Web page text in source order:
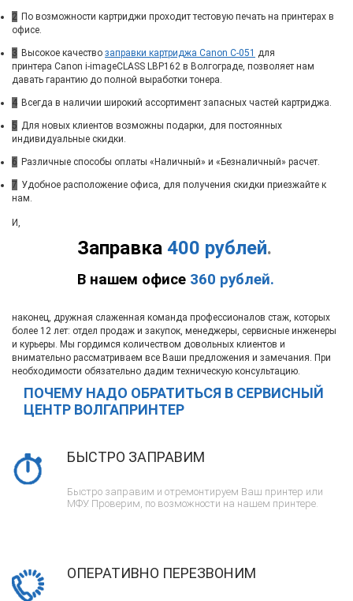
2 По возможности картриджи проходит тестовую печать на принтерах в
офисе.
3 Высокое качество заправки картриджа Canon C-051 для
принтера Canon i-imageCLASS LBP162 в Волгограде, позволяет нам
давать гарантию до полной выработки тонера.
4 Всегда в наличии широкий ассортимент запасных частей картриджа.
5 Для новых клиентов возможны подарки, для постоянных
индивидуальные скидки.
6 Различные способы оплаты «Наличный» и «Безналичный» расчет.
7 Удобное расположение офиса, для получения скидки приезжайте к
нам.
Заправка 400 рублей.
В нашем офисе 360 рублей.
И,
наконец, дружная слаженная команда профессионалов стаж, которых
более 12 лет: отдел продаж и закупок, менеджеры, сервисные инженеры
и курьеры. Мы гордимся количеством довольных клиентов и
внимательно рассматриваем все Ваши предложения и замечания. При
необходимости обязательно дадим техническую консультацию.
ПОЧЕМУ НАДО ОБРАТИТЬСЯ В СЕРВИСНЫЙ
ЦЕНТР ВОЛГАПРИНТЕР
БЫСТРО ЗАПРАВИМ
Быстро заправим и отремонтируем Ваш принтер или
МФУ. Проверим, по возможности на нашем принтере.
ОПЕРАТИВНО ПЕРЕЗВОНИМ